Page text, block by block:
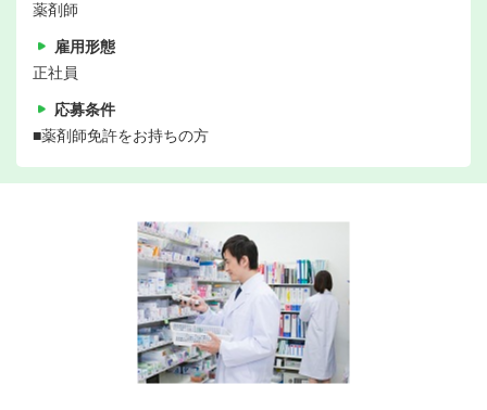
薬剤師
雇用形態
正社員
応募条件
■薬剤師免許をお持ちの方